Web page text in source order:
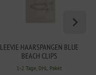
LEEVJE HAARSPANGEN BLUE
BEACH CLIPS
1-2 Tage, DHL Paket